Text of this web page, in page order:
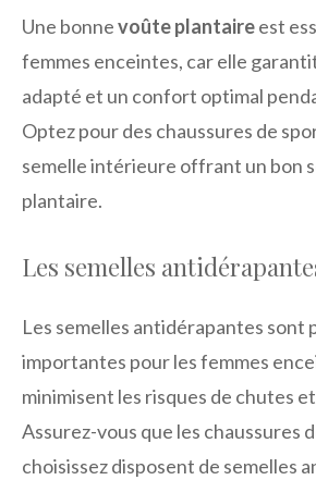
Une bonnevoûte plantaireest
femmes enceintes, car elle
adapté et un confort optimal
Optez pour des chaussures de
semelle intérieure offrant un bon
plantaire.
Les semelles
Les semelles antidérapantes
importantes pour les femmes
minimisent les risques de chutes
Assurez-vous que les chaussures
choisissez disposent de semelles